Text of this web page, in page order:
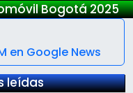
en Google News
leídas